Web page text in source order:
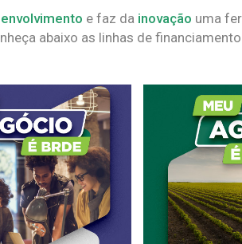
e faz da inovação uma
abaixo as linhas de